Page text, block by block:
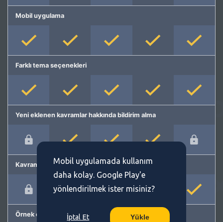
Mobil uygulama
Farklı tema seçenekleri
Yeni eklenen kavramlar hakkında bildirim alma
Kavram önerme
Örnek cümleler
Mobil uygulamada kullanım
daha kolay. Google Play'e
yönlendirilmek ister misiniz?
İptal Et Yükle